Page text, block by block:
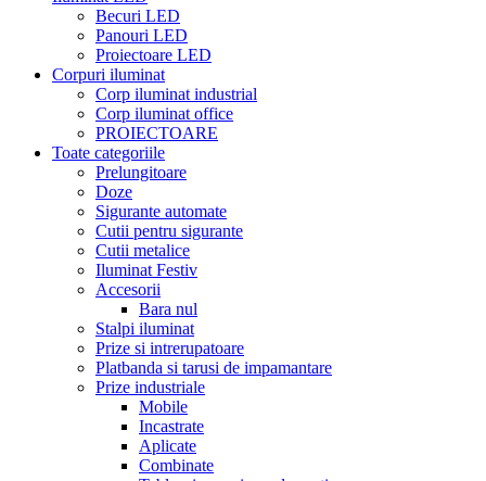
Becuri LED
Panouri LED
Proiectoare LED
Corpuri iluminat
Corp iluminat industrial
Corp iluminat office
PROIECTOARE
Toate categoriile
Prelungitoare
Doze
Sigurante automate
Cutii pentru sigurante
Cutii metalice
Iluminat Festiv
Accesorii
Bara nul
Stalpi iluminat
Prize si intrerupatoare
Platbanda si tarusi de impamantare
Prize industriale
Mobile
Incastrate
Aplicate
Combinate